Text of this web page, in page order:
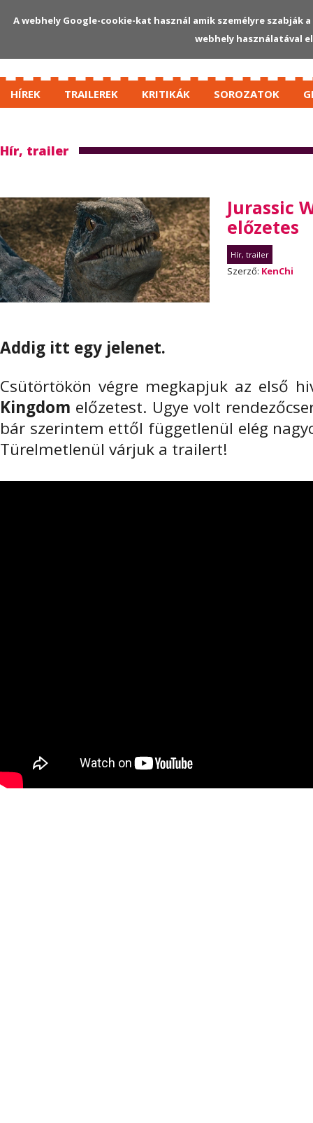
HÍREK TRAILEREK KRITIKÁK SOROZATOK
Hír, trailer
Jurassic
előzetes
Hír, trailer
Szerző: KenChi
Addig itt egy jelenet.
Csütörtökön végre megkapjuk az első
Kingdom előzetest. Ugye volt
bár szerintem ettől függetlenül elég
Türelmetlenül várjuk a trailert!
A webhely Google-cookie-kat használ amik személyre
webhely használatával